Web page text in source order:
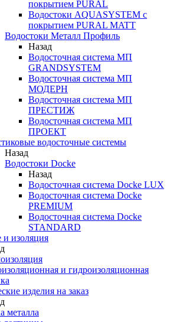
покрытием PURAL
Водостоки AQUASYSTEM с
покрытием PURAL MATT
Водостоки Металл Профиль
Назад
Водосточная система МП
GRANDSYSTEM
Водосточная система МП
МОДЕРН
Водосточная система МП
ПРЕСТИЖ
Водосточная система МП
ПРОЕКТ
водосточные системы
Назад
Водостоки Docke
Назад
Водосточная система Docke LUX
Водосточная система Docke
PREMIUM
Водосточная система Docke
STANDARD
и изоляция
и гидроизоляционная
изделия на заказ
металла